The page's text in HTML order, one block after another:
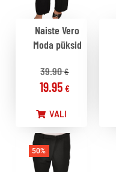
Naiste Vero
Moda püksid
39.90€
19.95 €
VALI
50%